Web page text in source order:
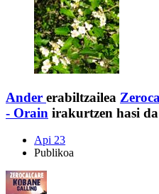
Ander erabiltzailea
- Orain irakurtzen hasi da
Api 23
Publikoa